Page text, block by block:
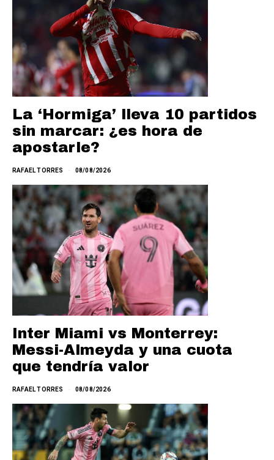
La ‘Hormiga’ lleva 10 partidos
sin marcar: ¿es hora de
apostarle?
RAFAEL TORRES 08/08/2026
Inter Miami vs Monterrey:
Messi-Almeyda y una cuota
que tendría valor
RAFAEL TORRES 08/08/2026